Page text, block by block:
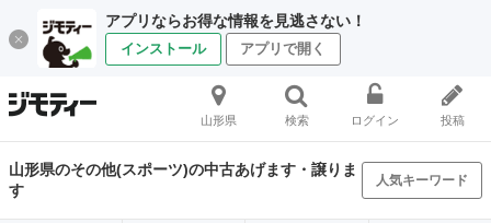
アプリならお得な情報を見逃さない！
インストール アプリで開く
山形県 検索 ログイン 投稿
山形県のその他(スポーツ)の中古あげます・譲りま
す
人気キーワード